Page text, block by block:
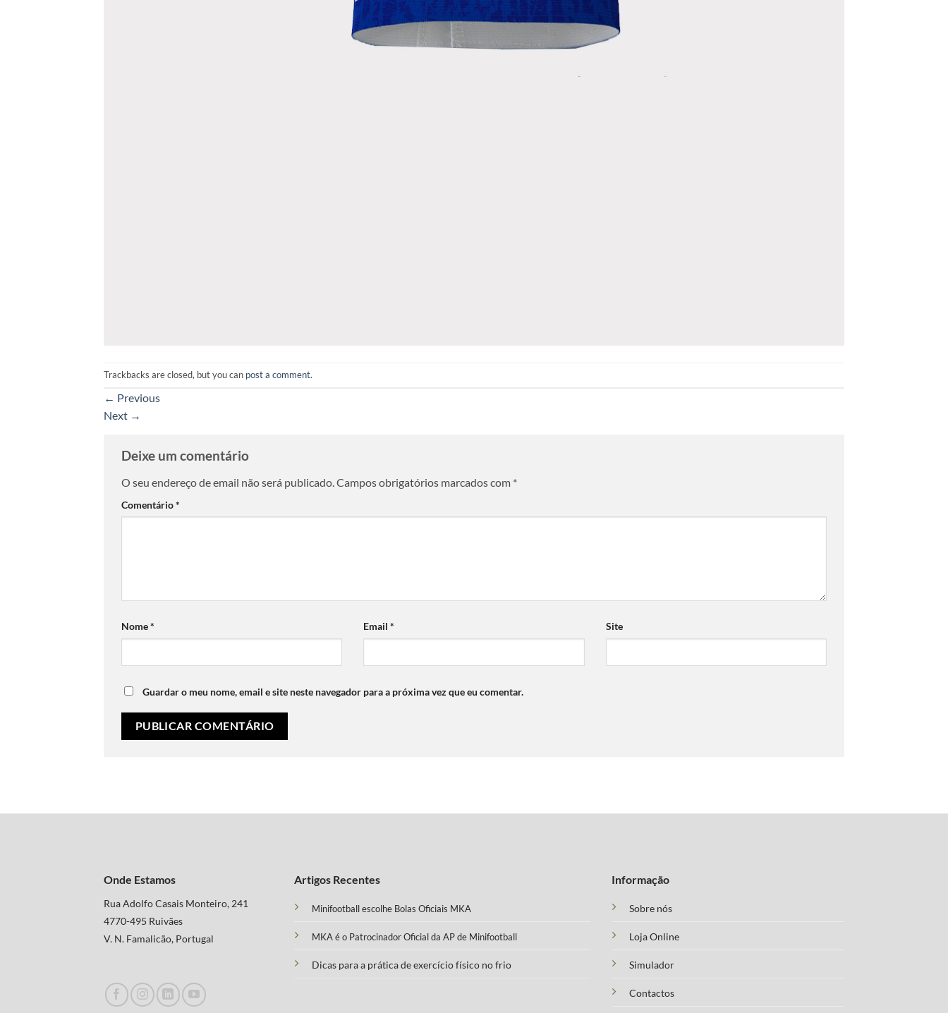
Trackbacks are closed, but you can post a comment.
← Previous
Next →
Deixe um comentário
O seu endereço de email não será publicado. Campos obrigatórios marcados com *
Comentário*
Nome* Email* Site
Guardar o meu nome, email e site neste navegador para a próxima vez que eu comentar.
Onde Estamos
Rua Adolfo Casais Monteiro, 241
4770-495 Ruivães
V. N. Famalicão, Portugal
Artigos Recentes
Minifootball escolhe Bolas Oficiais MKA
MKA é o Patrocinador Oficial da AP de Minifootball
Dicas para a prática de exercício físico no frio
Informação
Sobre nós
Loja Online
Simulador
Contactos